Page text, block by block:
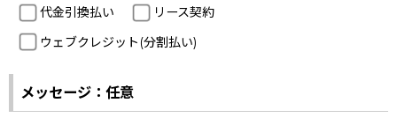
代金引換払い
リース契約
ウェブクレジット(分割払い)
メッセージ：任意